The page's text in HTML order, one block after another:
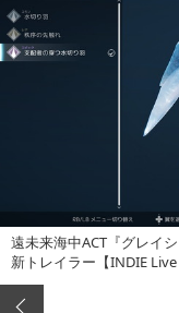
遠未来海中ACT『グレイ
新トレイラー【INDIE Live